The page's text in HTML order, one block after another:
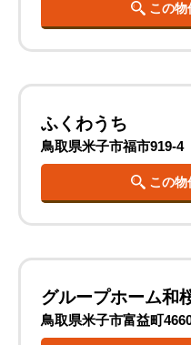
この物
ふくわうち
鳥取県米子市福市919-4
この物
グループホーム和
鳥取県米子市富益町